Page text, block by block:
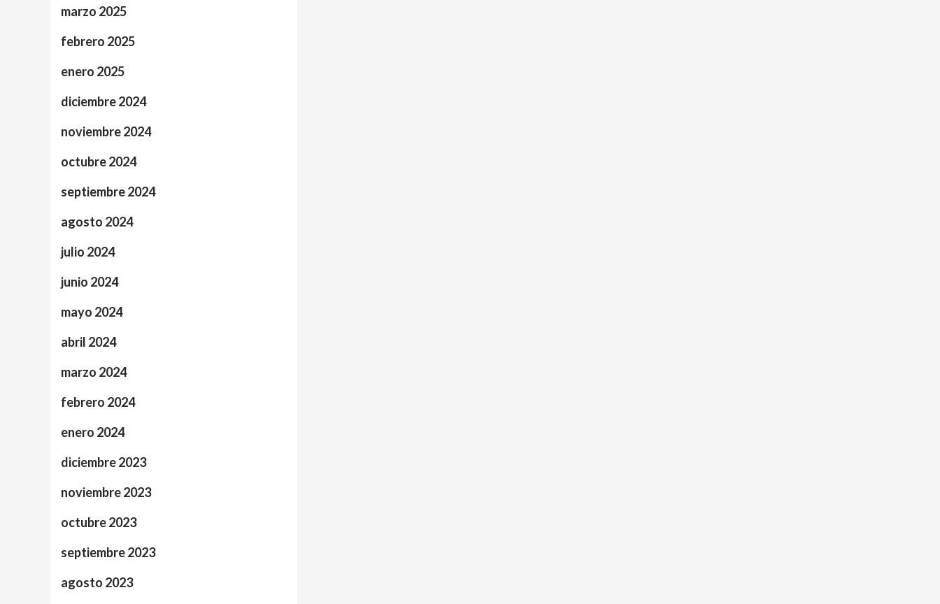
marzo 2025
febrero 2025
enero 2025
diciembre 2024
noviembre 2024
octubre 2024
septiembre 2024
agosto 2024
julio 2024
junio 2024
mayo 2024
abril 2024
marzo 2024
febrero 2024
enero 2024
diciembre 2023
noviembre 2023
octubre 2023
septiembre 2023
agosto 2023